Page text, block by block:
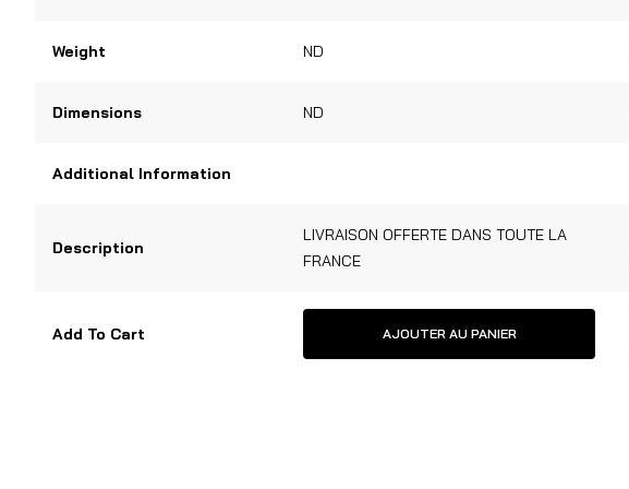
Weight ND
Dimensions ND
Additional Information
Description
LIVRAISON OFFERTE DANS TOUTE LA
FRANCE
Add To Cart AJOUTER AU PANIER